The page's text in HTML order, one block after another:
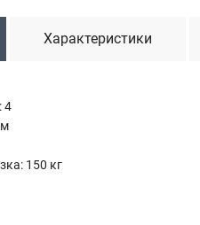
сантехнические
воды
накопительные
Характеристики
4
150 кг